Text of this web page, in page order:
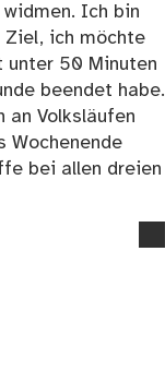
Ich bin
Ziel, ich möchte
unter 50 Minuten
beendet habe.
an Volksläufen
Wochenende
bei allen dreien